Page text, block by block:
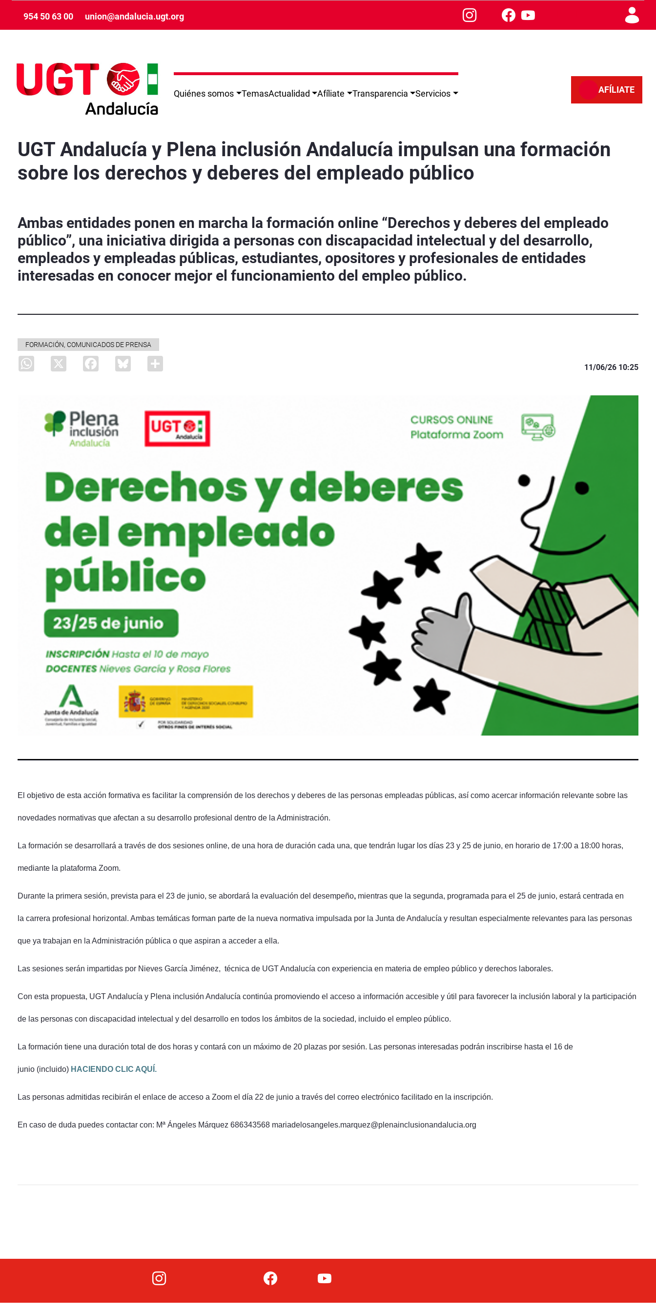
954 50 63 00 union@andalucia.ugt.org
Quiénes somos TemasActualidad Afíliate Transparencia Servicios AFÍLIATE
UGT Andalucía y Plena inclusión Andalucía impulsan una formación
sobre los derechos y deberes del empleado público
Ambas entidades ponen en marcha la formación online “Derechos y deberes del empleado
público”, una iniciativa dirigida a personas con discapacidad intelectual y del desarrollo,
empleados y empleadas públicas, estudiantes, opositores y profesionales de entidades
interesadas en conocer mejor el funcionamiento del empleo público.
FORMACIÓN, COMUNICADOS DE PRENSA
WhatsApp
X Facebook Bluesky
11/06/26 10:25
El objetivo de esta acción formativa es facilitar la comprensión de los derechos y deberes de las personas empleadas públicas, así como acercar información relevante sobre las
novedades normativas que afectan a su desarrollo profesional dentro de la Administración.
La formación se desarrollará a través de dos sesiones online, de una hora de duración cada una, que tendrán lugar los días 23 y 25 de junio, en horario de 17:00 a 18:00 horas,
mediante la plataforma Zoom.
Durante la primera sesión, prevista para el 23 de junio, se abordará la evaluación del desempeño, mientras que la segunda, programada para el 25 de junio, estará centrada en
la carrera profesional horizontal. Ambas temáticas forman parte de la nueva normativa impulsada por la Junta de Andalucía y resultan especialmente relevantes para las personas
que ya trabajan en la Administración pública o que aspiran a acceder a ella.
Las sesiones serán impartidas por Nieves García Jiménez, técnica de UGT Andalucía con experiencia en materia de empleo público y derechos laborales.
Con esta propuesta, UGT Andalucía y Plena inclusión Andalucía continúa promoviendo el acceso a información accesible y útil para favorecer la inclusión laboral y la participación
de las personas con discapacidad intelectual y del desarrollo en todos los ámbitos de la sociedad, incluido el empleo público.
La formación tiene una duración total de dos horas y contará con un máximo de 20 plazas por sesión. Las personas interesadas podrán inscribirse hasta el 16 de
junio (incluido) HACIENDO CLIC AQUÍ.
Las personas admitidas recibirán el enlace de acceso a Zoom el día 22 de junio a través del correo electrónico facilitado en la inscripción.
En caso de duda puedes contactar con: Mª Ángeles Márquez 686343568 mariadelosangeles.marquez@plenainclusionandalucia.org